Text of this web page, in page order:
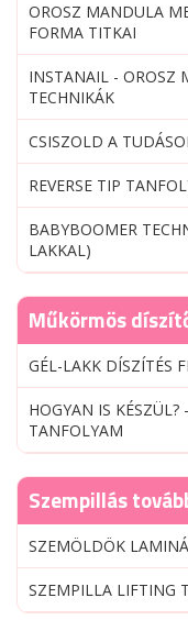
OROSZ MANDULA
FORMA TITKAI
INSTANAIL - OROSZ
TECHNIKÁK
CSISZOLD A
REVERSE TIP
BABYBOOMER
LAKKAL)
Műkörmös
GÉL-LAKK DÍSZÍTÉS
HOGYAN IS
TANFOLYAM
Szempillás
SZEMÖLDÖK
SZEMPILLA LIFTING